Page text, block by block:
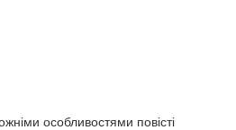
особливостями повісті